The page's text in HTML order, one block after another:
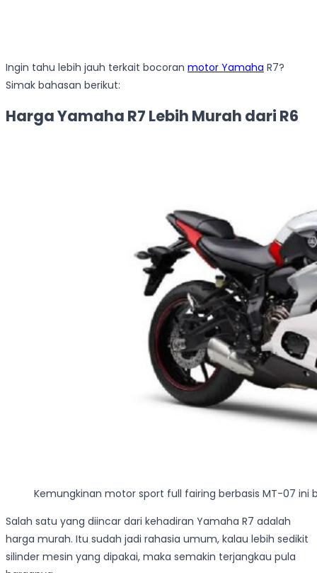
Ingin tahu lebih jauh terkait bocoran motor Yamaha R7?
Simak bahasan berikut:
Harga Yamaha R7 Lebih Murah dari R6
Kemungkinan motor sport full fairing berbasis MT-07 ini
Salah satu yang diincar dari kehadiran Yamaha R7 adalah
harga murah. Itu sudah jadi rahasia umum, kalau lebih sedikit
silinder mesin yang dipakai, maka semakin terjangkau pula